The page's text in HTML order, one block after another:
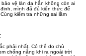
vệ làn da hẳn không còn ai
mình đã đủ kiến thức để
kiểm tra những sai lầm
phải nhất. Có thể do chủ
chống nắng khi ra ngoài trời